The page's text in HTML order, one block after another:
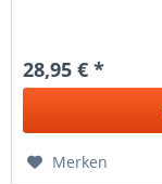
28,95 € *
Merken